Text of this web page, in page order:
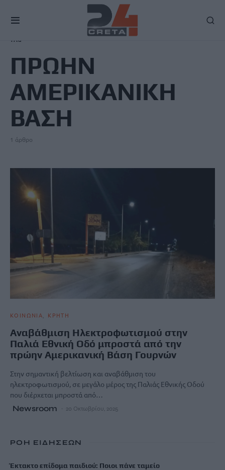
TAG
ΠΡΩΗΝ
ΑΜΕΡΙΚΑΝΙΚΗ
ΒΑΣΗ
1 άρθρο
ΚΟΙΝΩΝΙΑ ΚΡΗΤΗ
Αναβάθμιση Ηλεκτροφωτισμού στην
Παλιά Εθνική Οδό μπροστά από την
πρώην Αμερικανική Βάση Γουρνών
Στην σημαντική βελτίωση και αναβάθμιση του
ηλεκτροφωτισμού, σε μεγάλο μέρος της Παλιάς Εθνικής Οδού
που διέρχεται μπροστά από…
Newsroom 20 Οκτωβρίου, 2025
ΡΟΗ ΕΙΔΗΣΕΩΝ
Έκτακτο επίδομα παιδιού: Ποιοι πάνε ταμείο